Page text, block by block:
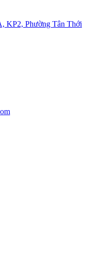
KP2, Phường Tân Thới